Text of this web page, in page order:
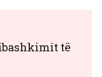
të